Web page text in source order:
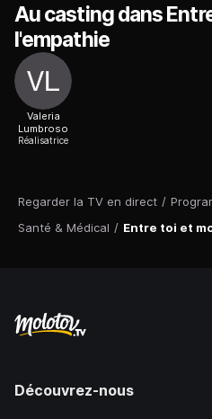
Regarder la TV en direct /
Santé & Médical / Entre toi et
Au casting dans
l'empathie
Valeria
Lumbroso
Réalisatrice
Découvrez-nous